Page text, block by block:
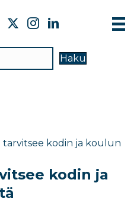
Haku
tarvitsee kodin ja koulun
kodin ja